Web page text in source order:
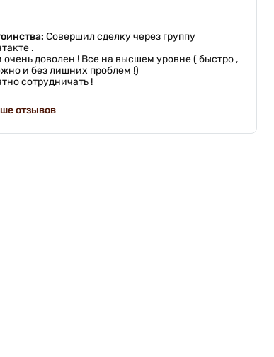
Совершил сделку через группу
.
очень доволен ! Все на высшем уровне ( быстро ,
и без лишних проблем !)
сотрудничать !
отзывов